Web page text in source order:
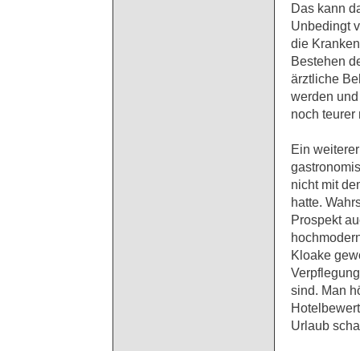
Das kann
Unbedingt
die
Bestehen
ärztliche
werden
noch teurer
Ein
nicht mit
hatte.
Prospekt
Kloake
sind. Man
Urlaub